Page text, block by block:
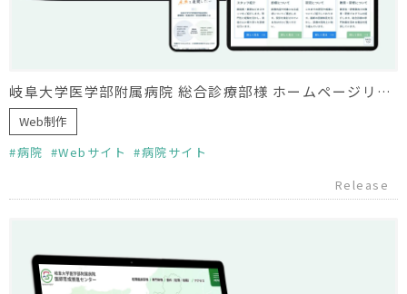
岐阜大学医学部附属病院 総合診療部様 ホームページリニューアル
Web制作
病院
Webサイト
病院サイト
Release